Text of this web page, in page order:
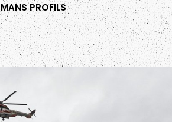
MANS PROFILS